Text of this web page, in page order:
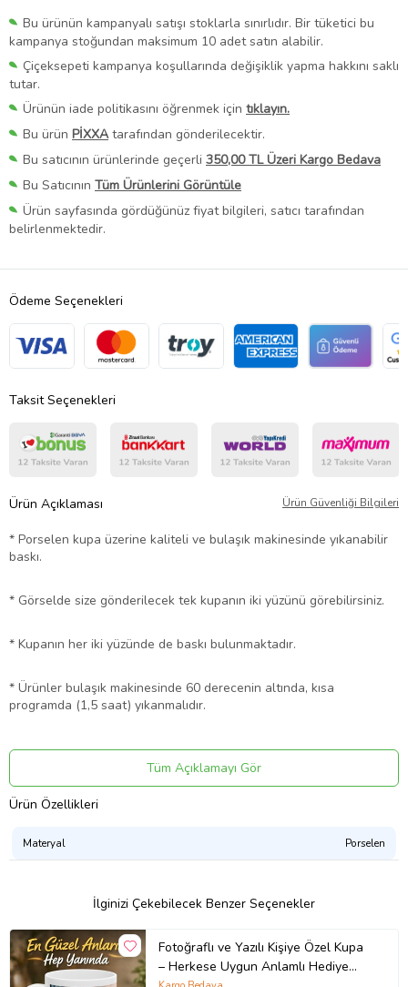
Bu ürünün kampanyalı satışı stoklarla sınırlıdır. Bir tüketici bu
kampanya stoğundan maksimum 10 adet satın alabilir.
Çiçeksepeti kampanya koşullarında değişiklik yapma hakkını saklı
tutar.
Ürünün iade politikasını öğrenmek için tıklayın.
Bu ürün PİXXAtarafından gönderilecektir.
Bu satıcının ürünlerinde geçerli 350,00 TL Üzeri Kargo Bedava
Bu Satıcının Tüm Ürünlerini Görüntüle
Ürün sayfasında gördüğünüz fiyat bilgileri, satıcı tarafından
belirlenmektedir.
Ödeme Seçenekleri
Taksit Seçenekleri
Ürün Açıklaması Ürün Güvenliği Bilgileri
* Porselen kupa üzerine kaliteli ve bulaşık makinesinde yıkanabilir
baskı.
* Görselde size gönderilecek tek kupanın iki yüzünü görebilirsiniz.
* Kupanın her iki yüzünde de baskı bulunmaktadır.
* Ürünler bulaşık makinesinde 60 derecenin altında, kısa
programda (1,5 saat) yıkanmalıdır.
* Kupalarımız kargoda kırılmayacak şekilde, özenle
* Farklı tasarımlar için diğer ürünlerimize göz atabilirsiniz.
* Adet fiyatıdır.
Tüm Açıklamayı Gör
Ürün Özellikleri
Materyal Porselen
İlginizi Çekebilecek Benzer Seçenekler
Fotoğraflı ve Yazılı Kişiye Özel Kupa
– Herkese Uygun Anlamlı Hediye